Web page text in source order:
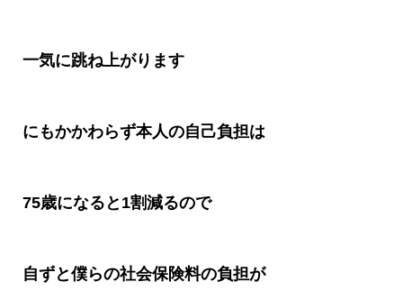
一気に跳ね上がります
にもかかわらず本人の自己負担は
75歳になると 1割減るので
自ずと僕らの社会保険料の負担が